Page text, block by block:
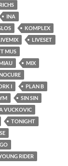
INA
KOMPLEX
LIVESET
MUS
MIX
I
PLAN B
SIN SIN
VUCKOVIC
TONIGHT
RIDER